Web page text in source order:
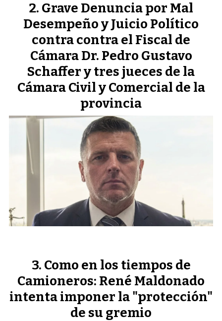
Grave Denuncia por Mal
Desempeño y Juicio Político
contra contra el Fiscal de
Cámara Dr. Pedro Gustavo
Schaffer y tres jueces de la
Cámara Civil y Comercial de la
provincia
Como en los tiempos de
Camioneros: René Maldonado
intenta imponer la "protección"
de su gremio